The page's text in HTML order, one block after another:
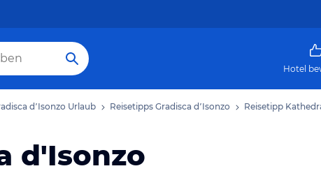
Hotel
dʼIsonzo Urlaub Reisetipps Gradisca dʼIsonzo Reisetipp
d'Isonzo